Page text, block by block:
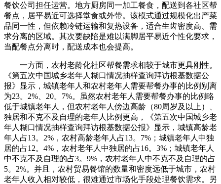
餐饮公司担任运营。地方厨房同一加工餐食，配送到各社区帮
餐点，居平易近可选择堂食或外带。该模式通过规模化出产菜
品同一性，但依赖冷链运输和复热设备，适合生齿密度高、需
求分离的区域。其次要缺陷是难以满脚居平易近个性化要求，
当配餐点分离时，配送成本也会提高。
一方面，农村老龄化社区帮餐需求相较于城市更具刚性。
《第五次中国城乡老年人糊口情况抽样查询拜访根基数据公
报》显示，城镇老年人和农村老年人需要帮餐办事的比例别离
为23。2%、20。7%。虽然农村老年人需要帮餐办事的比例略
低于城镇老年人，但农村老年人傍边高龄（80周岁及以上）、
独居和不克不及自理的老年人比例更高，《第五次中国城乡老
年人糊口情况抽样查询拜访根基数据公报》显示，城镇高龄老
年人占13。2%，农村高龄老年人占13。7%；城镇老年人中独
居的占12。4%，农村老年人中独居的占16。3%；城镇老年人
中不克不及自理的占3。9%，农村老年人中不克不及自理的占
5。2%。并且，农村贸易餐馆的数量和密度远低于城市，农村
老年人收入相对较低，很难通过市场化手段处理餐饮需求。另